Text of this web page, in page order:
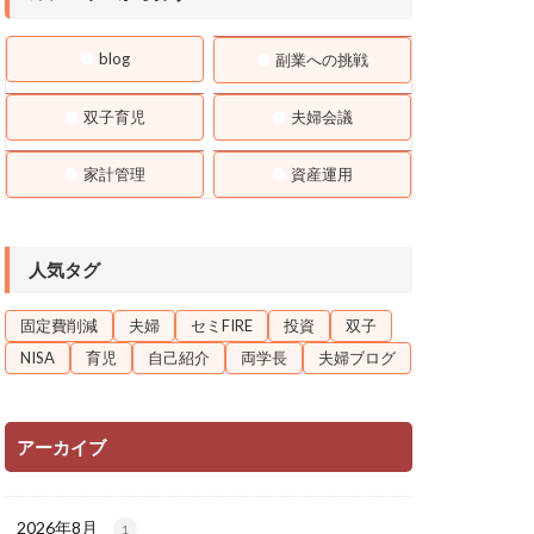
blog 副業への挑戦
双子育児 夫婦会議
家計管理 資産運用
人気タグ
固定費削減 夫婦 セミFIRE 投資
双子
NISA
育児 自己紹介 両学長 夫婦ブログ
アーカイブ
2026年8月 1